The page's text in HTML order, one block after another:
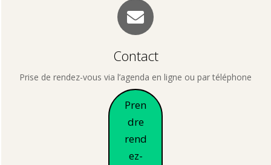
Contact
Prise de rendez-vous via l’agenda en ligne ou par téléphone
Pren
dre
rend
ez-